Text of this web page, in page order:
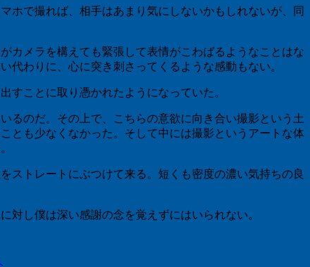
で撮れば、相手はあまり気にしないかもしれないが、同
カメラを構えても緊張して表情がこわばるようなことはな
わりに、心に突き刺さってくるような感動もない。
ことに取り憑かれたようになっていた。
るのだ。その上で、こちらの意欲に向き合い撮影という土
とも少なくなかった。そして中には撮影というアートな体
トレートにぶつけて来る。短くも密度の濃い気持ちの良
し僕は深い感謝の念を覚えずにはいられない。